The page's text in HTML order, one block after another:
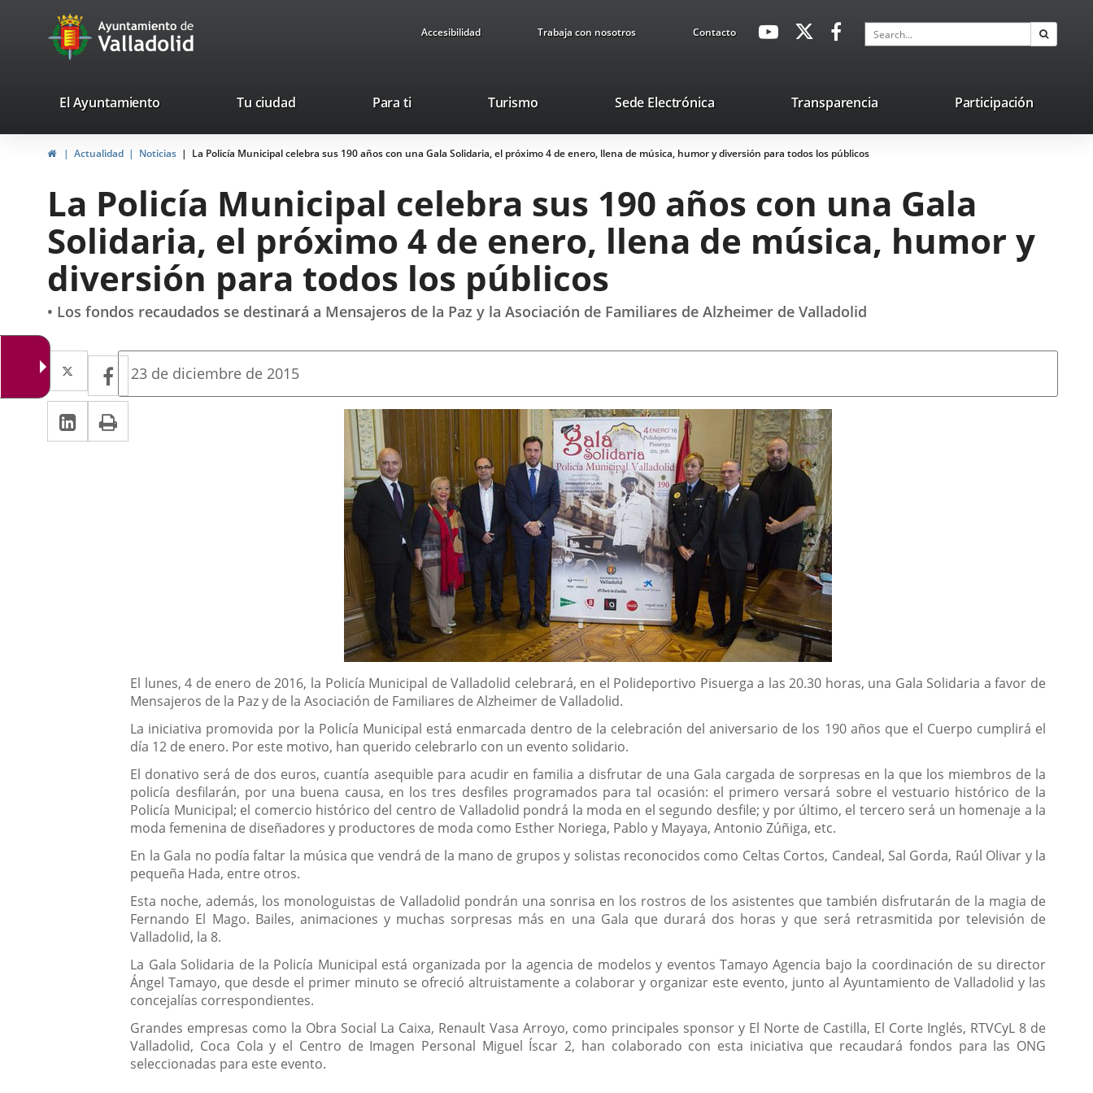
Portal
Web
Ayuntamiento
de
Accesibilidad Trabaja con nosotros ContactoavaHeaderSocial
Link
Link
application.
application.
Search
valladolid.es
El Ayuntamiento Tu ciudad Para ti TurismoThis
will
open
pop-
window.
Sede ElectrónicaLink
external
application.
Transparencia Participación
HomeActualidad Noticias La Policía Municipal celebra sus 190 años con una Gala Solidaria, el próximo 4 de enero, llena de música, humor y diversión para todos los públicos
La Policía Municipal celebra sus 190 años con una Gala
Solidaria, el próximo 4 de enero, llena de música, humor y
diversión para todos los públicos
• Los fondos recaudados se destinará a Mensajeros de la Paz y la Asociación de Familiares de Alzheimer de Valladolid
Twitter
Enlace
a
una
aplicación
Facebook
Enlace
a
una
Linkedin
Enlace
a
Fecha
la
23 de diciembre de 2015
Descripción
El lunes, 4 de enero de 2016, la Policía Municipal de Valladolid celebrará, en el Polideportivo Pisuerga a las 20.30 horas, una Gala Solidaria a favor de
Mensajeros de la Paz y de la Asociación de Familiares de Alzheimer de Valladolid.
La iniciativa promovida por la Policía Municipal está enmarcada dentro de la celebración del aniversario de los 190 años que el Cuerpo cumplirá el
día 12 de enero. Por este motivo, han querido celebrarlo con un evento solidario.
El donativo será de dos euros, cuantía asequible para acudir en familia a disfrutar de una Gala cargada de sorpresas en la que los miembros de la
policía desfilarán, por una buena causa, en los tres desfiles programados para tal ocasión: el primero versará sobre el vestuario histórico de la
Policía Municipal; el comercio histórico del centro de Valladolid pondrá la moda en el segundo desfile; y por último, el tercero será un homenaje a la
moda femenina de diseñadores y productores de moda como Esther Noriega, Pablo y Mayaya, Antonio Zúñiga, etc.
En la Gala no podía faltar la música que vendrá de la mano de grupos y solistas reconocidos como Celtas Cortos, Candeal, Sal Gorda, Raúl Olivar y la
pequeña Hada, entre otros.
Esta noche, además, los monologuistas de Valladolid pondrán una sonrisa en los rostros de los asistentes que también disfrutarán de la magia de
Fernando El Mago. Bailes, animaciones y muchas sorpresas más en una Gala que durará dos horas y que será retrasmitida por televisión de
Valladolid, la 8.
La Gala Solidaria de la Policía Municipal está organizada por la agencia de modelos y eventos Tamayo Agencia bajo la coordinación de su director
Ángel Tamayo, que desde el primer minuto se ofreció altruistamente a colaborar y organizar este evento, junto al Ayuntamiento de Valladolid y las
concejalías correspondientes.
Grandes empresas como la Obra Social La Caixa, Renault Vasa Arroyo, como principales sponsor y El Norte de Castilla, El Corte Inglés, RTVCyL 8 de
Valladolid, Coca Cola y el Centro de Imagen Personal Miguel Íscar 2, han colaborado con esta iniciativa que recaudará fondos para las ONG
seleccionadas para este evento.